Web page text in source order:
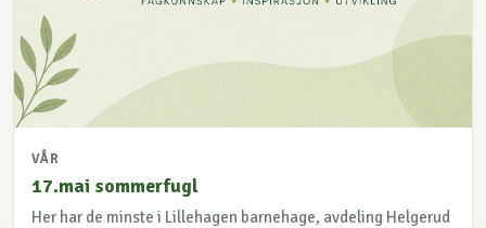
VÅR
17.mai sommerfugl
Her har de minste i Lillehagen barnehage, avdeling Helgerud